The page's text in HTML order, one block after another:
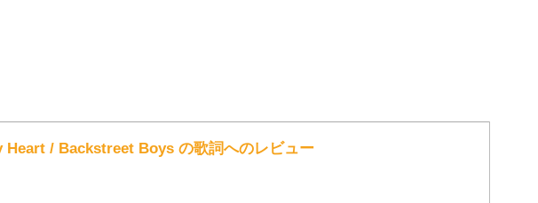
Heart / Backstreet Boys の歌詞へのレビュー